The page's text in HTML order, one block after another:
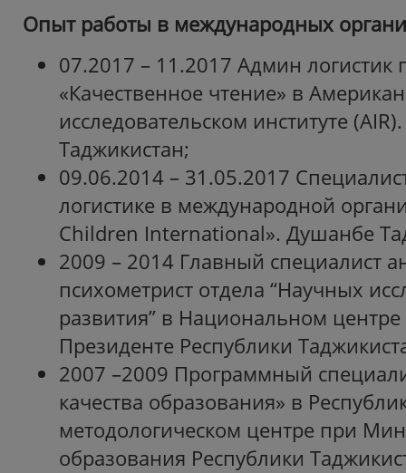
Опыт работы в международных
07.2017 – 11.2017 Админ логистик
«Качественное чтение» в
исследовательском институте
Таджикистан;
09.06.2014 – 31.05.2017
логистике в международной
Children International». Душанбе
2009 – 2014 Главный специалист
психометрист отдела “Научных
развития” в Национальном
Президенте Республики
2007 –2009 Программный
качества образования» в
методологическом центре при
образования Республики